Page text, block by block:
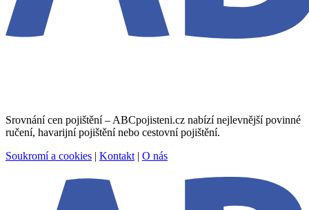
Srovnání cen pojištění – ABCpojisteni.cz nabízí nejlevnější povinné
ručení, havarijní pojištění nebo cestovní pojištění.
Soukromí a cookies | Kontakt | O nás